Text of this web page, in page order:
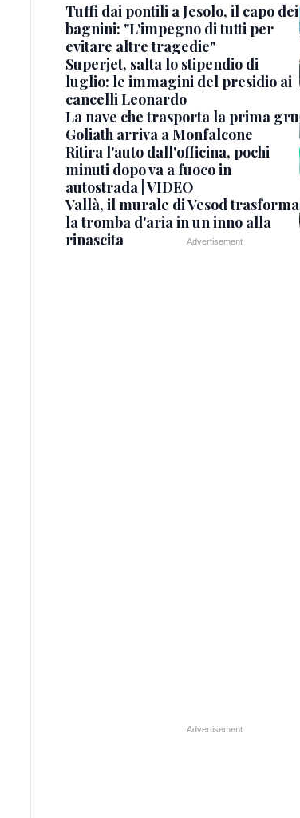
Tuffi dai pontili a Jesolo, il capo dei
bagnini: "L'impegno di tutti per
evitare altre tragedie"
Superjet, salta lo stipendio di
luglio: le immagini del presidio ai
cancelli Leonardo
La nave che trasporta la prima gru
Goliath arriva a Monfalcone
Ritira l'auto dall'officina, pochi
minuti dopo va a fuoco in
autostrada | VIDEO
Vallà, il murale di Vesod trasforma
la tromba d'aria in un inno alla
rinascita